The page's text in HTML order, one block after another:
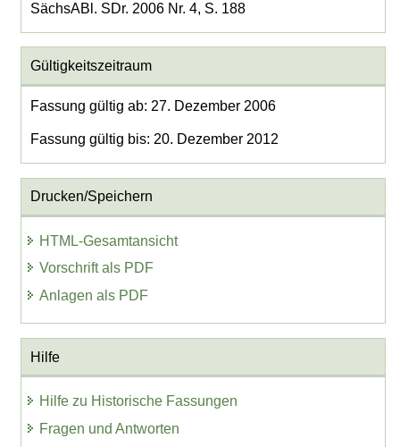
SächsABl. SDr. 2006 Nr. 4, S. 188
Gültigkeitszeitraum
Fassung gültig ab: 27. Dezember 2006
Fassung gültig bis: 20. Dezember 2012
Drucken/Speichern
HTML-Gesamtansicht
Vorschrift als PDF
Anlagen als PDF
Hilfe
Hilfe zu Historische Fassungen
Fragen und Antworten